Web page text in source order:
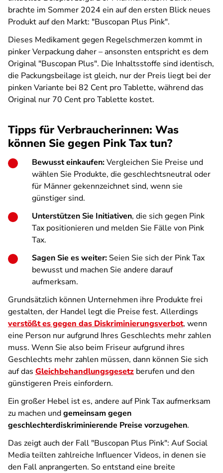
brachte im Sommer 2024 ein auf den ersten Blick neues
Produkt auf den Markt: "Buscopan Plus Pink".
Dieses Medikament gegen Regelschmerzen kommt in
pinker Verpackung daher – ansonsten entspricht es dem
Original "Buscopan Plus". Die Inhaltsstoffe sind identisch,
die Packungsbeilage ist gleich, nur der Preis liegt bei der
pinken Variante bei 82 Cent pro Tablette, während das
Original nur 70 Cent pro Tablette kostet.
Tipps für Verbraucherinnen: Was
können Sie gegen Pink Tax tun?
Bewusst einkaufen:Vergleichen Sie Preise und
wählen Sie Produkte, die geschlechtsneutral oder
für Männer gekennzeichnet sind, wenn sie
günstiger sind.
Unterstützen Sie Initiativen, die sich gegen Pink
Tax positionieren und melden Sie Fälle von Pink
Tax.
Sagen Sie es weiter: Seien Sie sich der Pink Tax
bewusst und machen Sie andere darauf
aufmerksam.
Grundsätzlich können Unternehmen ihre Produkte frei
gestalten, der Handel legt die Preise fest. Allerdings
verstößt es gegen das Diskriminierungsverbot, wenn
eine Person nur aufgrund Ihres Geschlechts mehr zahlen
muss. Wenn Sie also beim Friseur aufgrund ihres
Geschlechts mehr zahlen müssen, dann können Sie sich
auf das Gleichbehandlungsgesetz berufen und den
günstigeren Preis einfordern.
Ein großer Hebel ist es, andere auf Pink Tax aufmerksam
zu machen undgemeinsam gegen
geschlechterdiskriminierende Preise vorzugehen.
Das zeigt auch der Fall "Buscopan Plus Pink": Auf Social
Media teilten zahlreiche Influencer Videos, in denen sie
den Fall anprangerten. So entstand eine breite